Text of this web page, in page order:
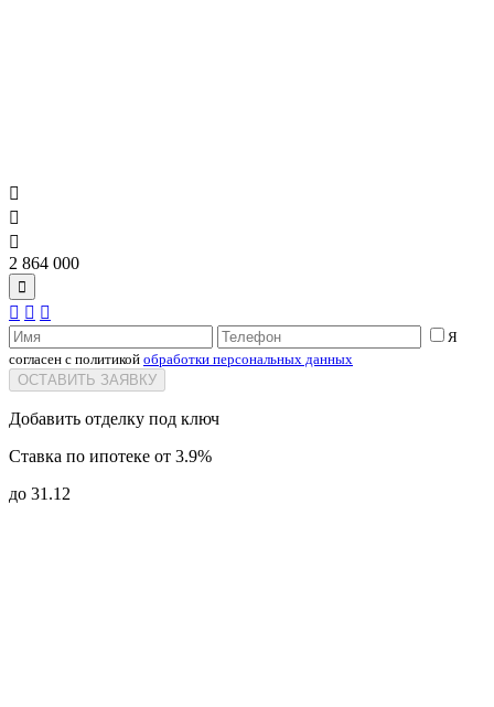



2 864 000

  
Я
согласен с политикой обработки персональных данных
ОСТАВИТЬ ЗАЯВКУ
Добавить отделку под ключ
Ставка по ипотеке от 3.9%
до 31.12